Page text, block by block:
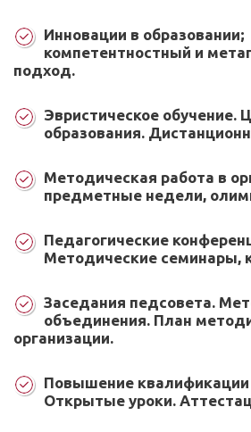
Инновации в образовании;
компетентностный и
подход.
Эвристическое обучение.
образования.
Методическая работа в
предметные недели,
Педагогические
Методические семинары,
Заседания педсовета.
объединения. План
организации.
Повышение квалификации
Открытые уроки.